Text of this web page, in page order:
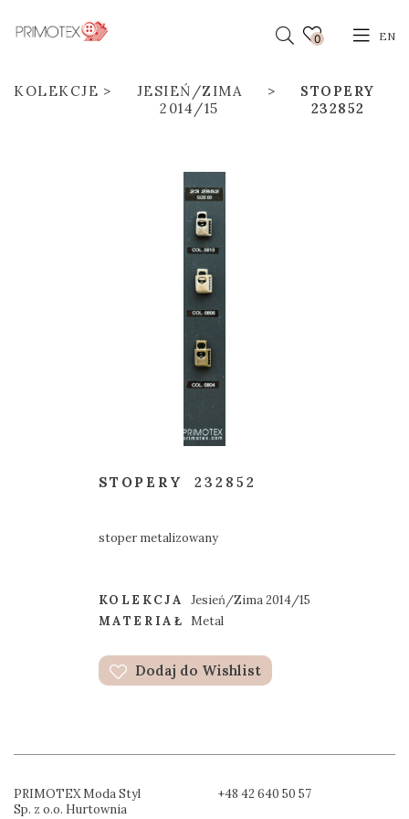
0 EN
KOLEKCJE
JESIEŃ/ZIMA
2014/15
STOPERY
232852
STOPERY 232852
stoper metalizowany
KOLEKCJA
Jesień/Zima 2014/15
MATERIAŁ Metal
Dodaj do Wishlist
PRIMOTEX Moda Styl
Sp. z o.o. Hurtownia
+48 42 640 50 57